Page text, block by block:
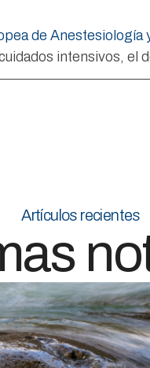
de
intensivos, el
Artículos recientes